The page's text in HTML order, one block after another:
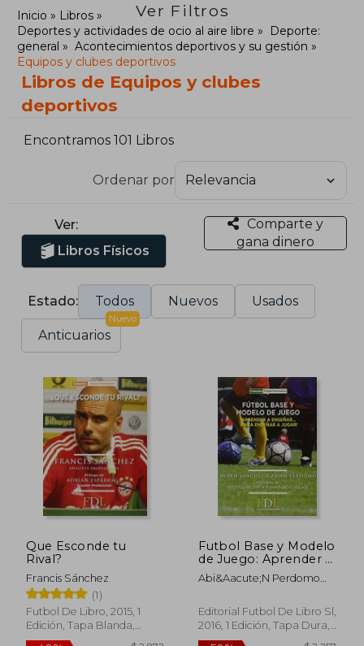
Ver Filtros
Inicio
Libros
Deportes y actividades de ocio al aire libre
Deporte:
general
Acontecimientos deportivos y su gestión
Equipos y clubes deportivos
Libros de Equipos y clubes
deportivos
Encontramos 101 Libros
Ordenar por
Ver:
Libros Físicos
Comparte y
gana dinero
Estado: Todos Nuevos Usados
Anticuarios
Nuevo
Que Esconde tu
Rival?
Francis Sánchez
(1)
Futbol De Libro, 2015, 1
Edición, Tapa Blanda,
Nuevo
Futbol Base y Modelo
de Juego: Aprender a
Enseñar, Para
Enseñar a Jugar
Abi&Aacute;N Perdomo
S&Aacute;Nchez
L&Oacute;Pez De Toro
Editorial Futbol De Libro Sl,
2016, 1 Edición, Tapa Dura,
Nuevo